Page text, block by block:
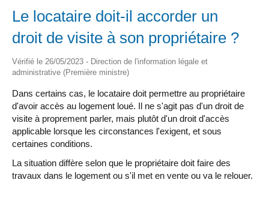
Le locataire doit-il accorder un
droit de visite à son propriétaire ?
Vérifié le 26/05/2023 - Direction de l'information légale et
administrative (Première ministre)
Dans certains cas, le locataire doit permettre au propriétaire
d'avoir accès au logement loué. Il ne s'agit pas d'un droit de
visite à proprement parler, mais plutôt d'un droit d'accès
applicable lorsque les circonstances l'exigent, et sous
certaines conditions.
La situation diffère selon que le propriétaire doit faire des
travaux dans le logement ou s'il met en vente ou va le relouer.